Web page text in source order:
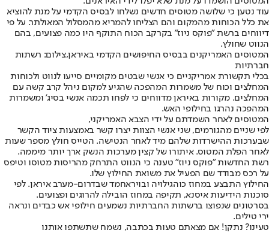
עוד נטען כי שלושה מטוסים חדשים נשלחו לבסיס הקדמי על מנת להוציא
את כלל הכוחות מהמקום והם הצליחו להמריא מהמסלול המאולתר. על פי
דיווחים ברשת "פוקס ניוז" בקרקב הכוח התוקף היו כמה פצועים, בהם
הנווט שחולץ.
המטוסים האמריקנים בבסיס החיפושים הקדמי באיראן,צילום: רשתות
חברתיות
בכלי תקשורת אמריקניים כי אנשי שבטים מקומיים סייעו לנווט ולכוחות
המחלצים וכוח של משמרות המהפכה שהגיע למקום ניהל קרב קשה עם
המחלצים. מקורות באיראן מדווחים כי לפחו תכמה אנשי בסיג' ומשמרות
המהפכה נהרגו בחילופי האש.
המטוסים לאחר השמדתם על ידי הצבא האמריקני,
לפי שניים מהגורמים, שני אנשי הצוות יצרו קשר באמצעות ציוד הקשר
שבערכות ההישרדות שלהם מיד לאחר הנטישה. הטייס חולץ מספר שעות
לאחר הפלת המטוס. איתורו של קצין מערכות הנשק ארך יותר מיממה.
רשת החדשות "פוקס ניוז" טענה כי הנווט התרחק מהריסות מטוסו וטיפס
על רכס מבודד שם הפעיל את משואת החילוץ שלו.
החילוץ התבצע במחוז כוהגילויה ובויראחמד שבדרום-מערב איראן. לפי
סוכנות הידיעות איסנא, תקיפה במחוז הובילה להרוגים ופצועים.
בסרטונים שנפוצו ברשתות החברתיות נשמעים חילופי אש כבדים ונראה
ירי טילים.
טעינו? נתקן! אם מצאתם טעות בכתבה, נשמח שתשתפו אותנו